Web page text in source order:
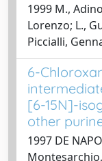
1999 M.,
Lorenzo; L.,
Piccialli,
6-
[6-15N]-
other
1997 DE